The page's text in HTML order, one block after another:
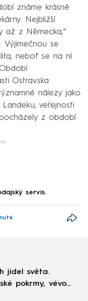
známe krásné
Nejbližší
až z Německa,“
Výjimečnou se
neboť se na ní
Ostravska
nálezy jako
veřejnosti
z období
servis.
jídel světa.
pokrmy, vévodí